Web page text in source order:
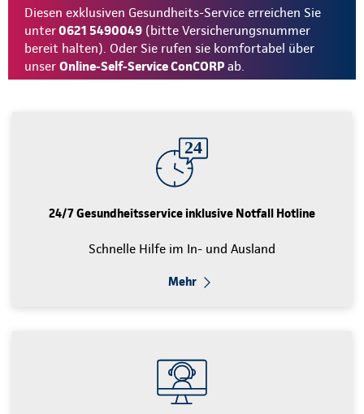
Diesen exklusiven Gesundheits-Service erreichen Sie
unter0621 5490049 (bitte Versicherungsnummer
bereit halten). Oder Sie rufen sie komfortabel über
unser Online-Self-Service ConCORP ab.
24/7 Gesundheitsservice inklusive Notfall Hotline
Schnelle Hilfe im In- und Ausland
Mehr